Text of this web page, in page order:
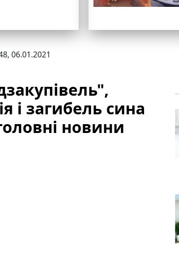
06.01.2021
і загибель сина
новини